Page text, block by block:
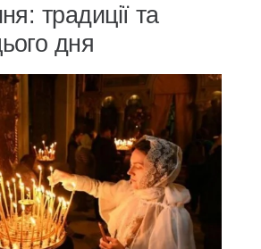
традиції та
дня